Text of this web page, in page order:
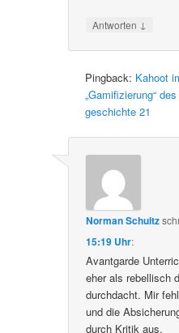
Antworten ↓
Pingback: Kahoot
„Gamifizierung“
geschichte 21
Norman Schultz
15:19 Uhr:
Avantgarde
eher als rebellisch
durchdacht. Mir
und die
durch Kritik aus.